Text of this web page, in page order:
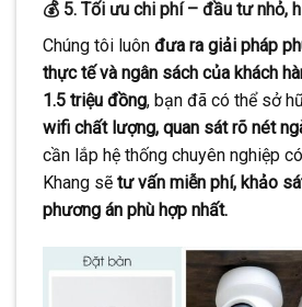
💰 5. Tối ưu chi phí – đầu tư nhỏ,
Chúng tôi luôn đưa ra giải pháp
thực tế và ngân sách của khách
1.5 triệu đồng, bạn đã có thể sở
wifi chất lượng, quan sát rõ nét
cần lắp hệ thống chuyên nghiệp
Khang sẽ tư vấn miễn phí, khảo
phương án phù hợp nhất.